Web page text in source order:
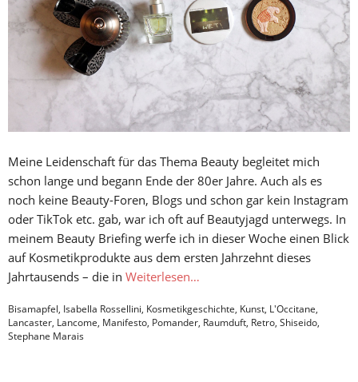
Meine Leidenschaft für das Thema Beauty begleitet mich
schon lange und begann Ende der 80er Jahre. Auch als es
noch keine Beauty-Foren, Blogs und schon gar kein Instagram
oder TikTok etc. gab, war ich oft auf Beautyjagd unterwegs. In
meinem Beauty Briefing werfe ich in dieser Woche einen Blick
auf Kosmetikprodukte aus dem ersten Jahrzehnt dieses
Jahrtausends – die in Weiterlesen…
Bisamapfel, Isabella Rossellini, Kosmetikgeschichte, Kunst, L'Occitane,
Lancaster, Lancome, Manifesto, Pomander, Raumduft, Retro, Shiseido,
Stephane Marais